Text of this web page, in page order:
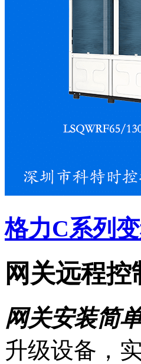
格力C系列
网关远程
网关安装简
升级设备，